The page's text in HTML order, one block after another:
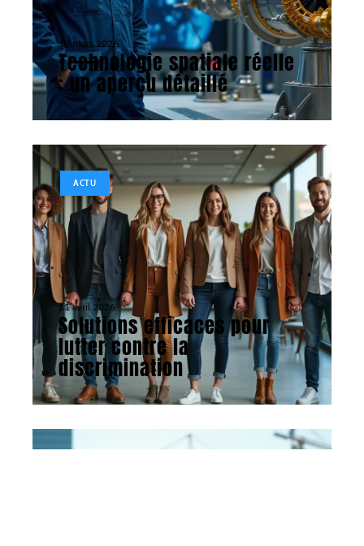
19 mars 2026
Technologie spatiale réelle
: un aperçu détaillé
ACTU
11 avril 2026
Solutions efficaces pour
lutter contre la
discrimination